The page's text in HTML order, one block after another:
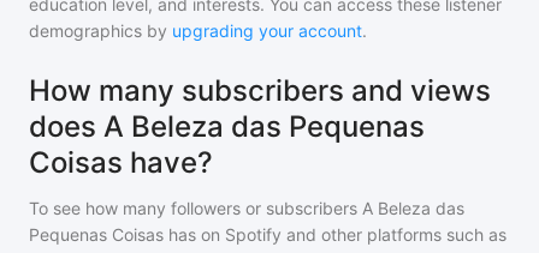
education level, and interests. You can access these listener
demographics by upgrading your account.
How many subscribers and views
does A Beleza das Pequenas
Coisas have?
To see how many followers or subscribers A Beleza das
Pequenas Coisas has on Spotify and other platforms such as